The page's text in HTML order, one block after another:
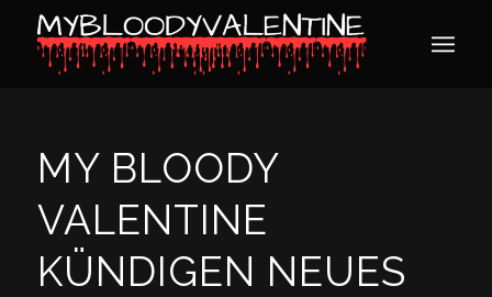
MY BLOODY
VALENTINE
KÜNDIGEN NEUES